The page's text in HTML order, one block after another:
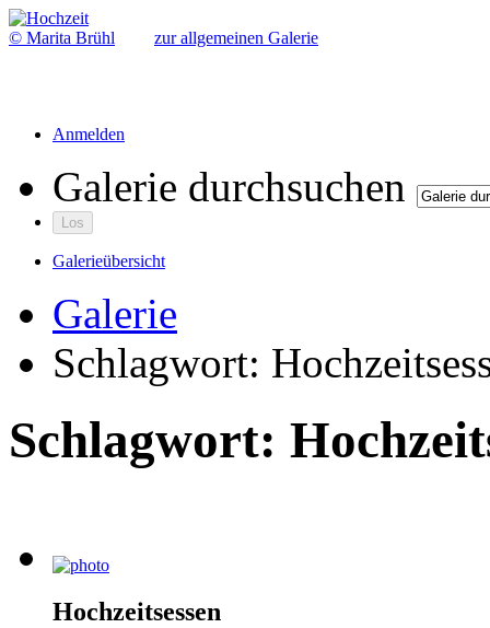
© Marita Brühl zur allgemeinen Galerie
Anmelden
Galerie durchsuchen
Galerieübersicht
Galerie
Schlagwort:
Schlagwort:
Hochzeitsessen